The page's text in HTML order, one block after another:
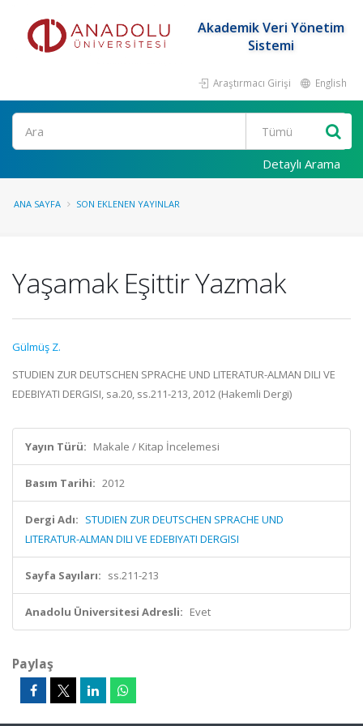
Akademik Veri Yönetim
Sistemi
Araştırmacı Girişi English
Ara
Detaylı Arama
ANA SAYFA SON EKLENEN YAYINLAR
Yaşamak Eşittir Yazmak
Gülmüş Z.
STUDIEN ZUR DEUTSCHEN SPRACHE UND LITERATUR-ALMAN DILI VE
EDEBIYATI DERGISI, sa.20, ss.211-213, 2012 (Hakemli Dergi)
Yayın Türü: Makale / Kitap İncelemesi
Basım Tarihi: 2012
Dergi Adı: STUDIEN ZUR DEUTSCHEN SPRACHE UND
LITERATUR-ALMAN DILI VE EDEBIYATI DERGISI
Sayfa Sayıları: ss.211-213
Anadolu Üniversitesi Adresli: Evet
Paylaş